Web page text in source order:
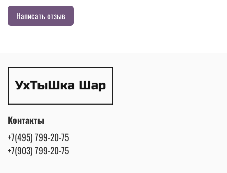
Написать отзыв
Контакты
+7(495) 799-20-75
+7(903) 799-20-75